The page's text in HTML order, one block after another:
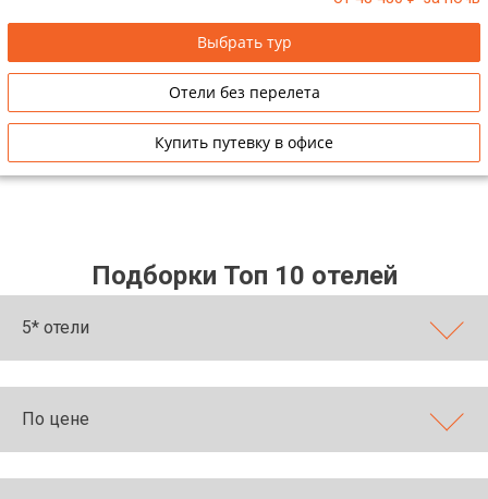
Выбрать тур
Отели без перелета
Купить путевку в офисе
Подборки Топ 10 отелей
5* отели
По цене